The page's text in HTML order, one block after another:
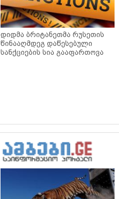
დიდმა ბრიტანეთმა რუსეთის
წინააღმდეგ დაწესებული
სანქციების სია გააფართოვა